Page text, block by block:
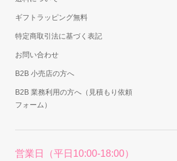
ギフトラッピング無料
特定商取引法に基づく表記
お問い合わせ
B2B 小売店の方へ
B2B 業務利用の方へ（見積もり依頼
フォーム）
営業日（平日10:00-18:00）